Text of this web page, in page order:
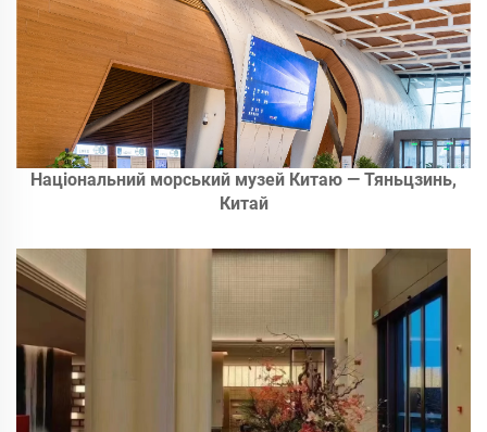
Національний морський музей Китаю — Тяньцзинь,
Китай